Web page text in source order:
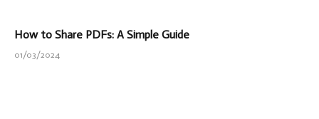
How to Share PDFs: A Simple Guide
01/03/2024